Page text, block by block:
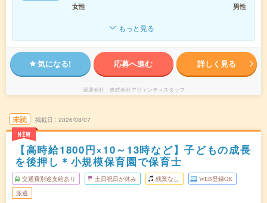
女性
男性
もっと見る
気になる! 応募へ進む 詳しく見る
派遣会社 株式会社アヴァンティスタッフ
未読
NEW
掲載日 2026/08/07
【高時給1800円×10～13時など】子どもの成長
を後押し＊小規模保育園で保育士
交通費別途支給あり 土日祝日が休み 残業なし WEB登録OK
派遣